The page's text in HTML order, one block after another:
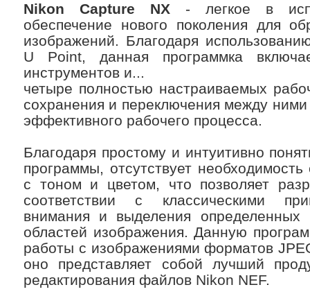
Nikon Capture NX - легкое в
обеспечение нового поколения для
изображений. Благодаря
U Point, данная программка
инструментов и...
четыре полностью настраиваемых
сохранения и переключения между ними
эффективного рабочего процесса.
Благодаря простому и интуитивно
программы, отсутствует
с тоном и цветом, что позволяет
соответствии с классическими
внимания и выделения
областей изображения. Данную
работы с изображениями форматов
оно представляет собой лучший
редактирования файлов Nikon NEF.